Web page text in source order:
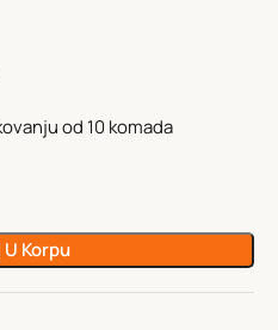
od 10 komada
Korpu